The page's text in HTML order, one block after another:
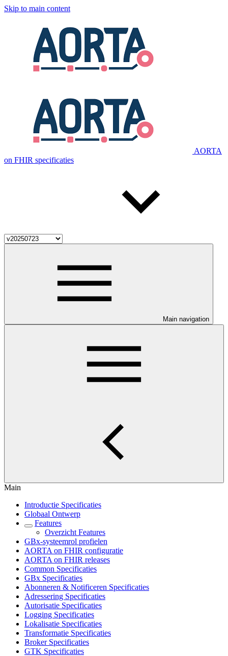
Skip to main content
AORTA
on FHIR specificaties
Main navigation
Main
Introductie Specificaties
Globaal Ontwerp
Features
Overzicht Features
GBx-systeemrol profielen
AORTA on FHIR configuratie
AORTA on FHIR releases
Common Specificaties
GBx Specificaties
Abonneren & Notificeren Specificaties
Adressering Specificaties
Autorisatie Specificaties
Logging Specificaties
Lokalisatie Specificaties
Transformatie Specificaties
Broker Specificaties
GTK Specificaties